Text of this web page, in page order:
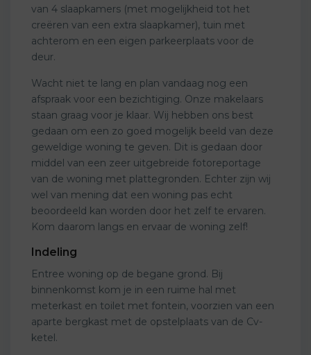
van 4 slaapkamers (met mogelijkheid tot het
creëren van een extra slaapkamer), tuin met
achterom en een eigen parkeerplaats voor de
deur.
Wacht niet te lang en plan vandaag nog een
afspraak voor een bezichtiging. Onze makelaars
staan graag voor je klaar. Wij hebben ons best
gedaan om een zo goed mogelijk beeld van deze
geweldige woning te geven. Dit is gedaan door
middel van een zeer uitgebreide fotoreportage
van de woning met plattegronden. Echter zijn wij
wel van mening dat een woning pas echt
beoordeeld kan worden door het zelf te ervaren.
Kom daarom langs en ervaar de woning zelf!
Indeling
Entree woning op de begane grond. Bij
binnenkomst kom je in een ruime hal met
meterkast en toilet met fontein, voorzien van een
aparte bergkast met de opstelplaats van de Cv-
ketel.